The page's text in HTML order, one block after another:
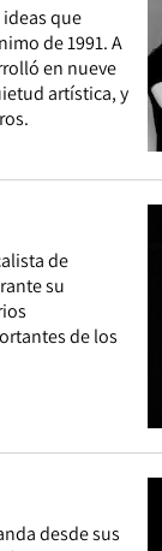
que
de 1991. A
en nueve
artística, y
de
su
de los
desde sus